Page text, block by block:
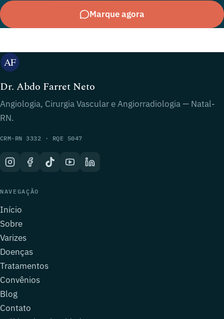
Marque agora
Dr. Abdo Farret Neto
Angiologia, Cirurgia Vascular e Angiorradiologia — Natal-
RN.
CRM-RN 3332 · RQE 5047
NAVEGAÇÃO
Início
Sobre
Varizes
Doenças
Tratamentos
Convênios
Blog
Contato